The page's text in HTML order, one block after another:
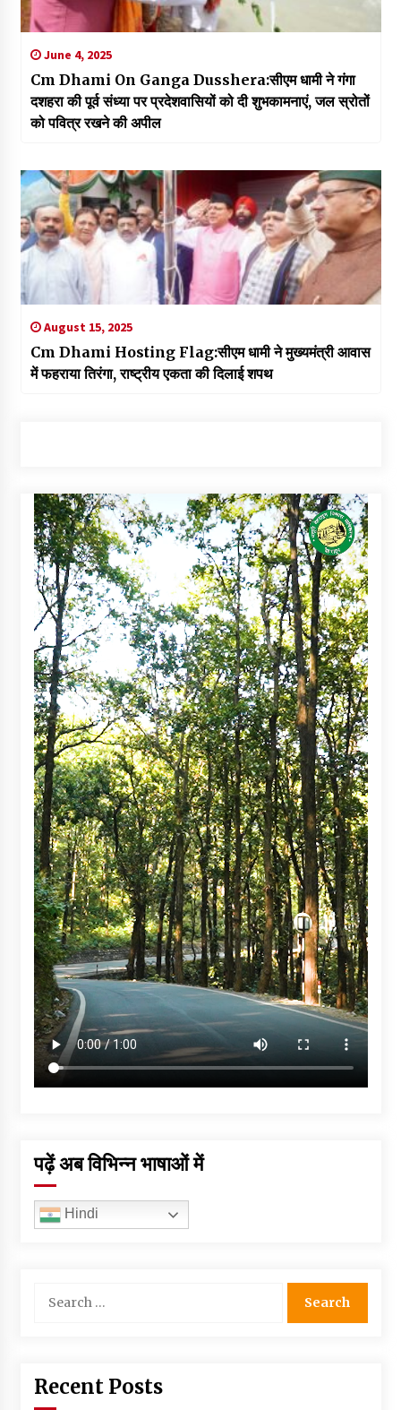
June 4, 2025
Cm Dhami On Ganga Dusshera:सीएम धामी ने गंगा
दशहरा की पूर्व संध्या पर प्रदेशवासियों को दी शुभकामनाएं, जल स्रोतों
को पवित्र रखने की अपील
August 15, 2025
Cm Dhami Hosting Flag:सीएम धामी ने मुख्यमंत्री आवास
में फहराया तिरंगा, राष्ट्रीय एकता की दिलाई शपथ
पढ़ें अब विभिन्न भाषाओं में
Hindi
for:
Recent Posts